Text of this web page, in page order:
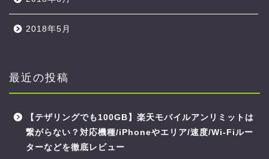
2018年5月
最近の投稿
【テザリングでも100GB】楽天モバイルアンリミットは
繋がらない？対応機種/iPhoneやエリア/速度/Wi-Fiルー
ターなどを徹底レビュー